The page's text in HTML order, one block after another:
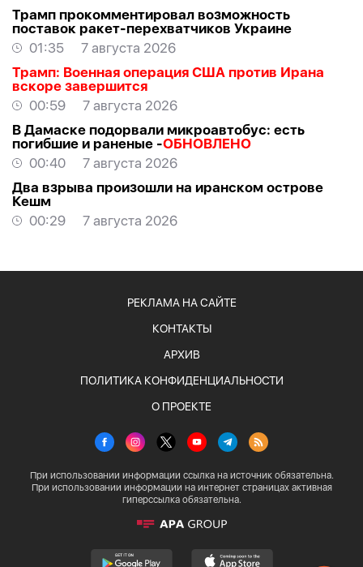
Трамп прокомментировал возможность
поставок ракет-перехватчиков Украине
01:35
7 августа 2026
Трамп: Военная операция США против Ирана
вскоре завершится
00:59
7 августа 2026
В Дамаске подорвали микроавтобус: есть
погибшие и раненые -ОБНОВЛЕНО
00:40
7 августа 2026
Два взрыва произошли на иранском острове
Кешм
00:29
7 августа 2026
РЕКЛАМА НА САЙТЕ
КОНТАКТЫ
АРХИВ
ПОЛИТИКА КОНФИДЕНЦИАЛЬНОСТИ
О ПРОЕКТЕ
При использовании информации ссылка на источник обязательна.
При использовании информации на интернет страницах активная
гиперссылка обязательна.